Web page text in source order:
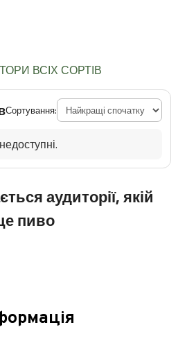
ВСІХ СОРТІВ
Сортування:
аудиторії, якій
пиво